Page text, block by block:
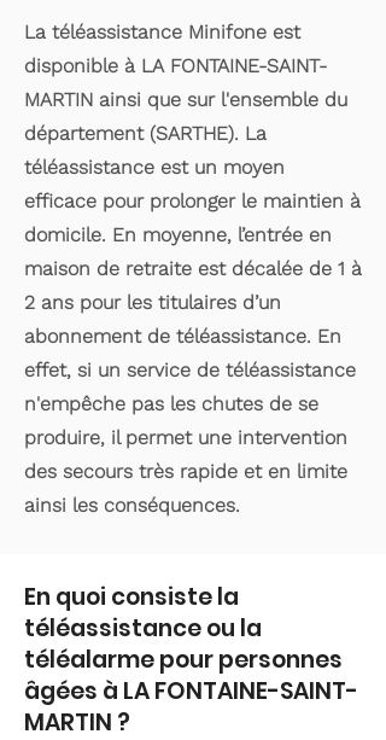
La téléassistance Minifone est
disponible à LA FONTAINE-SAINT-
MARTIN ainsi que sur l'ensemble du
département (SARTHE). La
téléassistance est un moyen
efficace pour prolonger le maintien à
domicile. En moyenne, l’entrée en
maison de retraite est décalée de 1 à
2 ans pour les titulaires d’un
abonnement de téléassistance. En
effet, si un service de téléassistance
n'empêche pas les chutes de se
produire, il permet une intervention
des secours très rapide et en limite
ainsi les conséquences.
En quoi consiste la
téléassistance ou la
téléalarme pour personnes
âgées à LA FONTAINE-SAINT-
MARTIN ?